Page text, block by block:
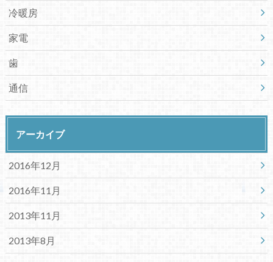
冷暖房
家電
歯
通信
アーカイブ
2016年12月
2016年11月
2013年11月
2013年8月